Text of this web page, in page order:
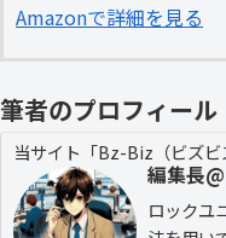
Amazonで詳細を見る
筆者のプロフィール
当サイト「Bz-Biz（ビズ
編集長
ロックユ